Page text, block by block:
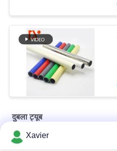
दुबला ट्यूब
ईएसडी ब्लैक एंटी स्टेटिक ट्यूबिंग, प्लास्टिक
Xavier